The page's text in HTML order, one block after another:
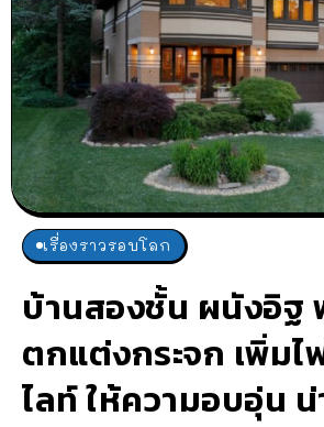
เรื่องราวรอบโลก
บ้านสองชั้น ผนังอิฐ
ตกแต่งกระจก เพิ่มไ
ไลท์ ให้ความอบอุ่น